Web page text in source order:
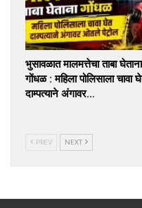
भुसावळात मालमत्तेचा ताबा घेताना
गोंधळ : महिला पोलिसाला चावा
दाम्पत्याने अंगावर…
PREV NEXT